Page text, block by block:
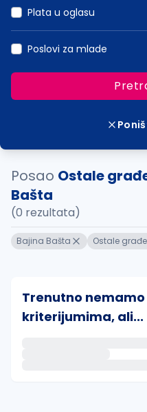
Plata u oglasu
Poslovi za mlade
Posao Ostale
Bašta
(0 rezultata)
Bajina Bašta Ostale
Trenutno
kriterijumima, ali...